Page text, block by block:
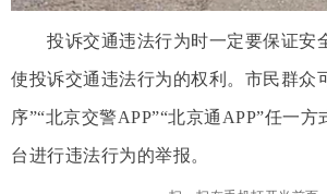
投诉交通违法行为时一定要保证安
使投诉交通违法行为的权利。市民群众
序”“北京交警APP”“北京通APP”任一方
台进行违法行为的举报。